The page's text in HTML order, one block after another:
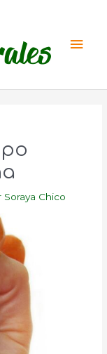
Soraya Chico